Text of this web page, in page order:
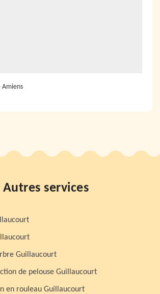
Amiens
Autres services
Guillaucourt
de pelouse Guillaucourt
en rouleau Guillaucourt